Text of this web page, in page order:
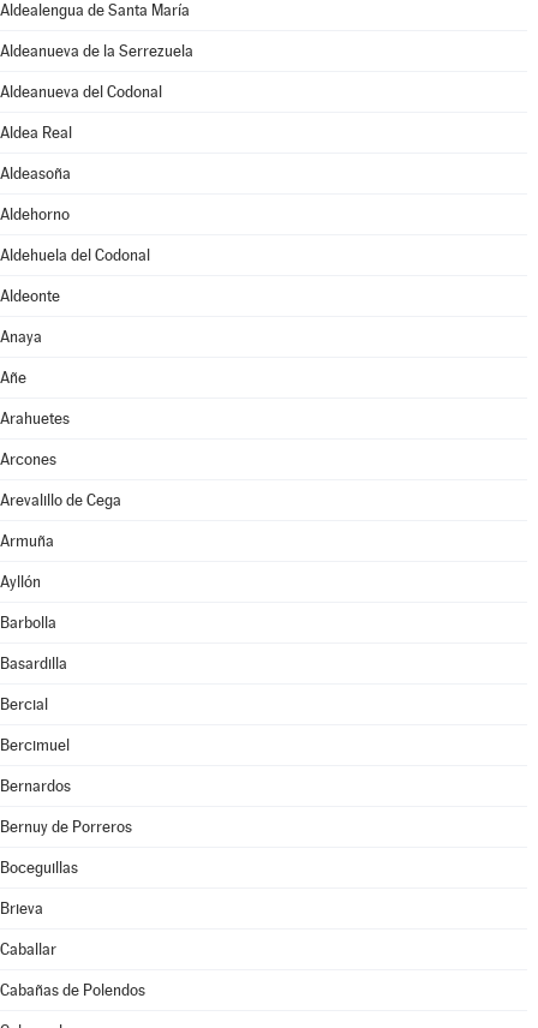
Aldealengua de Santa María
Aldeanueva de la Serrezuela
Aldeanueva del Codonal
Aldea Real
Aldeasoña
Aldehorno
Aldehuela del Codonal
Aldeonte
Anaya
Añe
Arahuetes
Arcones
Arevalillo de Cega
Armuña
Ayllón
Barbolla
Basardilla
Bercial
Bercimuel
Bernardos
Bernuy de Porreros
Boceguillas
Brieva
Caballar
Cabañas de Polendos